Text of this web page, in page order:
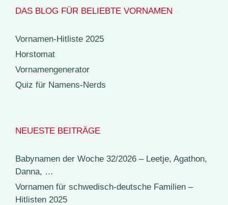
DAS BLOG FÜR BELIEBTE VORNAMEN
Vornamen-Hitliste 2025
Horstomat
Vornamengenerator
Quiz für Namens-Nerds
NEUESTE BEITRÄGE
Babynamen der Woche 32/2026 – Leetje, Agathon,
Danna, …
Vornamen für schwedisch-deutsche Familien –
Hitlisten 2025